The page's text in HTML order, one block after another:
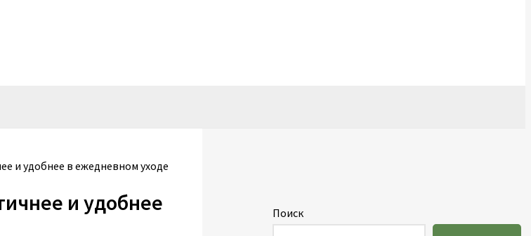
и удобнее в ежедневном уходе
и удобнее Поиск